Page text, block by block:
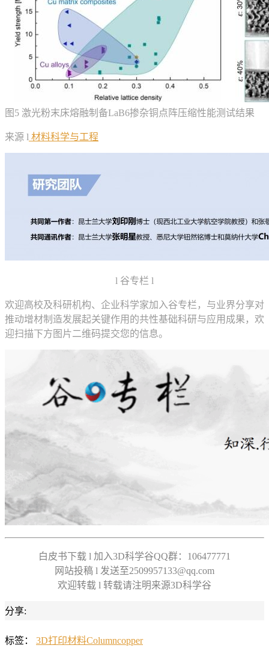
图5 激光粉末床熔融制备LaB6掺杂铜点阵压缩性能测试结果
来源 l 材料科学与工程
l 谷专栏 l
欢迎高校及科研机构、企业科学家加入谷专栏，与业界分享对
推动增材制造发展起关键作用的共性基础科研与应用成果，欢
迎扫描下方图片二维码提交您的信息。
白皮书下载 l 加入3D科学谷QQ群：106477771
网站投稿 l 发送至2509957133@qq.com
欢迎转载 l 转载请注明来源3D科学谷
分享:
标签： 3D打印材料Columncopper